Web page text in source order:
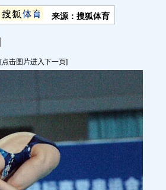
来源：搜狐体育
[点击图片进入下一页]